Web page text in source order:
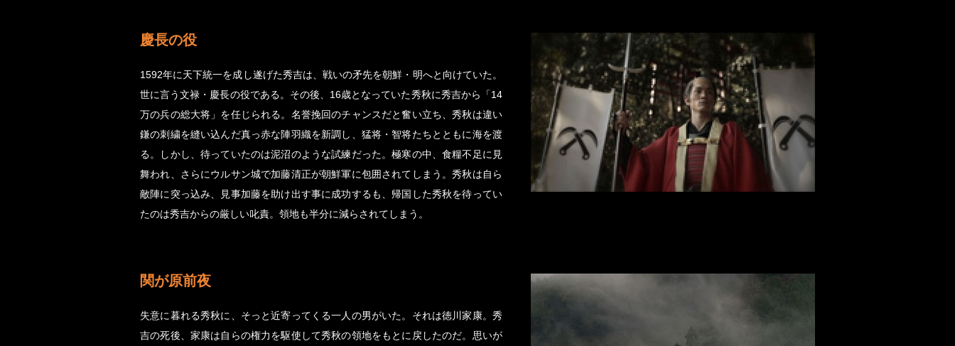
慶長の役
1592年に天下統一を成し遂げた秀吉は、戦いの矛先を朝鮮・明へと向けていた。
世に言う文禄・慶長の役である。その後、16歳となっていた秀秋に秀吉から「14
万の兵の総大将」を任じられる。名誉挽回のチャンスだと奮い立ち、秀秋は違い
鎌の刺繍を縫い込んだ真っ赤な陣羽織を新調し、猛将・智将たちとともに海を渡
る。しかし、待っていたのは泥沼のような試練だった。極寒の中、食糧不足に見
舞われ、さらにウルサン城で加藤清正が朝鮮軍に包囲されてしまう。秀秋は自ら
敵陣に突っ込み、見事加藤を助け出す事に成功するも、帰国した秀秋を待ってい
たのは秀吉からの厳しい叱責。領地も半分に減らされてしまう。
関が原前夜
失意に暮れる秀秋に、そっと近寄ってくる一人の男がいた。それは徳川家康。秀
吉の死後、家康は自らの権力を駆使して秀秋の領地をもとに戻したのだ。思いが